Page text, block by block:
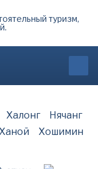
Халонг
Нячанг
Ханой
Хошимин